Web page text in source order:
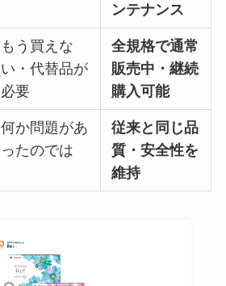
ンテナンス
もう買えな
い・代替品が
必要
全規格で通常
販売中・継続
購入可能
何か問題があ
ったのでは
従来と同じ品
質・安全性を
維持